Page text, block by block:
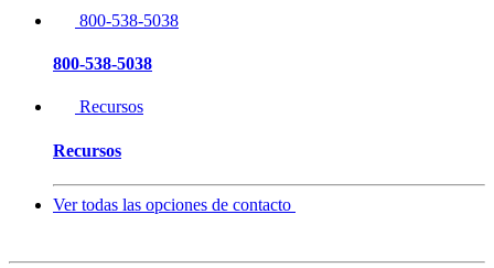
800-538-5038
800-538-5038
Recursos
Recursos
Ver todas las opciones de contacto